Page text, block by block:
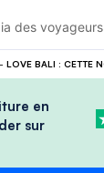
des voyageurs
en
sur